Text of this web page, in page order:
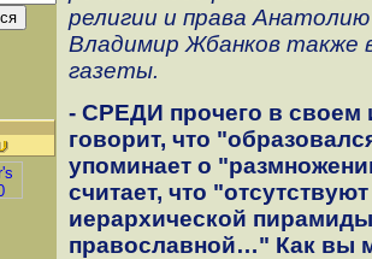
религии и права
Владимир Жбанков также
газеты.
- СРЕДИ прочего в своем
говорит, что
упоминает о
считает, что
иерархической
православной…" Как вы